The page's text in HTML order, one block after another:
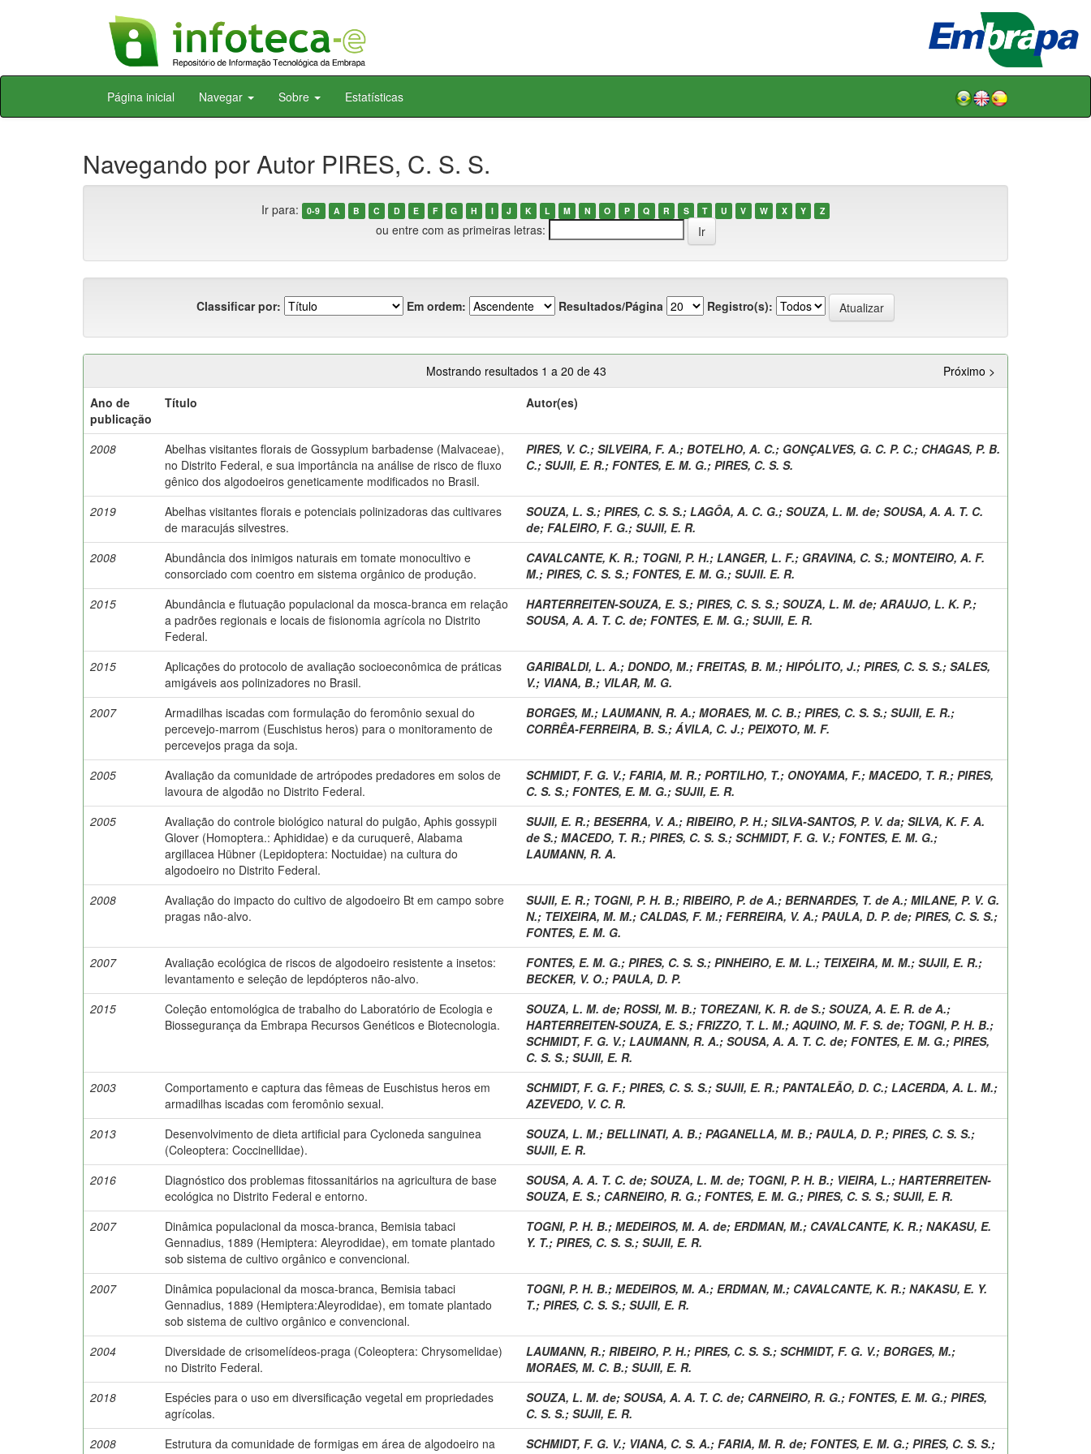
Skip
Página inicial Navegar Sobre Estatísticas
Navegando por Autor PIRES, C. S. S.
Ir para: 0-9 A B C D E F G H I J K L M N O P Q R S T U V W X Y Z
ou entre com as primeiras letras:
Classificar por: Em ordem: Resultados/Página Registro(s):
Mostrando resultados 1 a 20 de 43
Próximo >
Ano de
publicação
Título Autor(es)
2008
Abelhas visitantes florais de Gossypium barbadense (Malvaceae),
no Distrito Federal, e sua importância na análise de risco de fluxo
gênico dos algodoeiros geneticamente modificados no Brasil.
PIRES, V. C.; SILVEIRA, F. A.; BOTELHO, A. C.; GONÇALVES, G. C. P. C.; CHAGAS, P. B.
C.; SUJII, E. R.; FONTES, E. M. G.; PIRES, C. S. S.
2019
Abelhas visitantes florais e potenciais polinizadoras das cultivares
de maracujás silvestres.
SOUZA, L. S.; PIRES, C. S. S.; LAGÔA, A. C. G.; SOUZA, L. M. de; SOUSA, A. A. T. C.
de; FALEIRO, F. G.; SUJII, E. R.
2008
Abundância dos inimigos naturais em tomate monocultivo e
consorciado com coentro em sistema orgânico de produção.
CAVALCANTE, K. R.; TOGNI, P. H.; LANGER, L. F.; GRAVINA, C. S.; MONTEIRO, A. F.
M.; PIRES, C. S. S.; FONTES, E. M. G.; SUJII. E. R.
2015
Abundância e flutuação populacional da mosca-branca em relação
a padrões regionais e locais de fisionomia agrícola no Distrito
Federal.
HARTERREITEN-SOUZA, E. S.; PIRES, C. S. S.; SOUZA, L. M. de; ARAUJO, L. K. P.;
SOUSA, A. A. T. C. de; FONTES, E. M. G.; SUJII, E. R.
2015
Aplicações do protocolo de avaliação socioeconômica de práticas
amigáveis aos polinizadores no Brasil.
GARIBALDI, L. A.; DONDO, M.; FREITAS, B. M.; HIPÓLITO, J.; PIRES, C. S. S.; SALES,
V.; VIANA, B.; VILAR, M. G.
2007
Armadilhas iscadas com formulação do feromônio sexual do
percevejo-marrom (Euschistus heros) para o monitoramento de
percevejos praga da soja.
BORGES, M.; LAUMANN, R. A.; MORAES, M. C. B.; PIRES, C. S. S.; SUJII, E. R.;
CORRÊA-FERREIRA, B. S.; ÁVILA, C. J.; PEIXOTO, M. F.
2005
Avaliação da comunidade de artrópodes predadores em solos de
lavoura de algodão no Distrito Federal.
SCHMIDT, F. G. V.; FARIA, M. R.; PORTILHO, T.; ONOYAMA, F.; MACEDO, T. R.; PIRES,
C. S. S.; FONTES, E. M. G.; SUJII, E. R.
2005
Avaliação do controle biológico natural do pulgão, Aphis gossypii
Glover (Homoptera.: Aphididae) e da curuquerê, Alabama
argillacea Hübner (Lepidoptera: Noctuidae) na cultura do
algodoeiro no Distrito Federal.
SUJII, E. R.; BESERRA, V. A.; RIBEIRO, P. H.; SILVA-SANTOS, P. V. da; SILVA, K. F. A.
de S.; MACEDO, T. R.; PIRES, C. S. S.; SCHMIDT, F. G. V.; FONTES, E. M. G.;
LAUMANN, R. A.
2008
Avaliação do impacto do cultivo de algodoeiro Bt em campo sobre
pragas não-alvo.
SUJII, E. R.; TOGNI, P. H. B.; RIBEIRO, P. de A.; BERNARDES, T. de A.; MILANE, P. V. G.
N.; TEIXEIRA, M. M.; CALDAS, F. M.; FERREIRA, V. A.; PAULA, D. P. de; PIRES, C. S. S.;
FONTES, E. M. G.
2007
Avaliação ecológica de riscos de algodoeiro resistente a insetos:
levantamento e seleção de lepdópteros não-alvo.
FONTES, E. M. G.; PIRES, C. S. S.; PINHEIRO, E. M. L.; TEIXEIRA, M. M.; SUJII, E. R.;
BECKER, V. O.; PAULA, D. P.
2015
Coleção entomológica de trabalho do Laboratório de Ecologia e
Biossegurança da Embrapa Recursos Genéticos e Biotecnologia.
SOUZA, L. M. de; ROSSI, M. B.; TOREZANI, K. R. de S.; SOUZA, A. E. R. de A.;
HARTERREITEN-SOUZA, E. S.; FRIZZO, T. L. M.; AQUINO, M. F. S. de; TOGNI, P. H. B.;
SCHMIDT, F. G. V.; LAUMANN, R. A.; SOUSA, A. A. T. C. de; FONTES, E. M. G.; PIRES,
C. S. S.; SUJII, E. R.
2003
Comportamento e captura das fêmeas de Euschistus heros em
armadilhas iscadas com feromônio sexual.
SCHMIDT, F. G. F.; PIRES, C. S. S.; SUJII, E. R.; PANTALEÃO, D. C.; LACERDA, A. L. M.;
AZEVEDO, V. C. R.
2013
Desenvolvimento de dieta artificial para Cycloneda sanguinea
(Coleoptera: Coccinellidae).
SOUZA, L. M.; BELLINATI, A. B.; PAGANELLA, M. B.; PAULA, D. P.; PIRES, C. S. S.;
SUJII, E. R.
2016
Diagnóstico dos problemas fitossanitários na agricultura de base
ecológica no Distrito Federal e entorno.
SOUSA, A. A. T. C. de; SOUZA, L. M. de; TOGNI, P. H. B.; VIEIRA, L.; HARTERREITEN-
SOUZA, E. S.; CARNEIRO, R. G.; FONTES, E. M. G.; PIRES, C. S. S.; SUJII, E. R.
2007
Dinâmica populacional da mosca-branca, Bemisia tabaci
Gennadius, 1889 (Hemiptera: Aleyrodidae), em tomate plantado
sob sistema de cultivo orgânico e convencional.
TOGNI, P. H. B.; MEDEIROS, M. A. de; ERDMAN, M.; CAVALCANTE, K. R.; NAKASU, E.
Y. T.; PIRES, C. S. S.; SUJII, E. R.
2007
Dinâmica populacional da mosca-branca, Bemisia tabaci
Gennadius, 1889 (Hemiptera:Aleyrodidae), em tomate plantado
sob sistema de cultivo orgânico e convencional.
TOGNI, P. H. B.; MEDEIROS, M. A.; ERDMAN, M.; CAVALCANTE, K. R.; NAKASU, E. Y.
T.; PIRES, C. S. S.; SUJII, E. R.
2004
Diversidade de crisomelídeos-praga (Coleoptera: Chrysomelidae)
no Distrito Federal.
LAUMANN, R.; RIBEIRO, P. H.; PIRES, C. S. S.; SCHMIDT, F. G. V.; BORGES, M.;
MORAES, M. C. B.; SUJII, E. R.
2018
Espécies para o uso em diversificação vegetal em propriedades
agrícolas.
SOUZA, L. M. de; SOUSA, A. A. T. C. de; CARNEIRO, R. G.; FONTES, E. M. G.; PIRES,
C. S. S.; SUJII, E. R.
2008
Estrutura da comunidade de formigas em área de algodoeiro na
SCHMIDT, F. G. V.; VIANA, C. S. A.; FARIA, M. R. de; FONTES, E. M. G.; PIRES, C. S. S.;